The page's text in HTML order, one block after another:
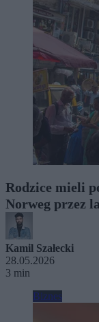
Rodzice mieli
Norweg przez
Kamil Szałecki
28.05.2026
3 min
Biznes